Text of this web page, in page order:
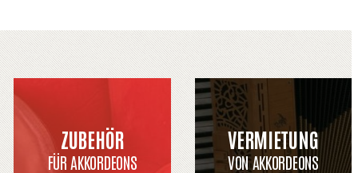
ZUBEHÖR
FÜR AKKORDEONS
VERMIETUNG
VON AKKORDEONS